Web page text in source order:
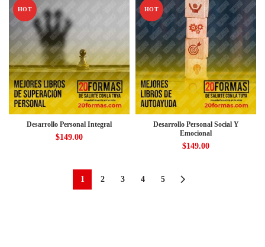
HOT
Desarrollo Personal Integral
$149.00
HOT
Desarrollo Personal Social Y
Emocional
$149.00
1 2 3 4 5